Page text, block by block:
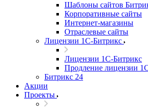
Шаблоны сайтов
Корпоративные сайты
Интернет-магазины
Отраслевые сайты
Лицензии 1С-Битрикс
Лицензии 1С-Битрикс
Продление лицензии
Битрикс 24
Акции
Проекты